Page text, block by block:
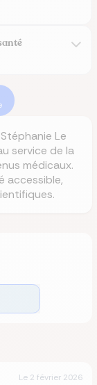
Le
service de la
médicaux.
accessible,
Le 2 février 2026